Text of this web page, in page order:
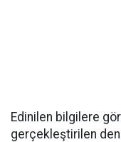
Edinilen bilgilere
gerçekleştirilen